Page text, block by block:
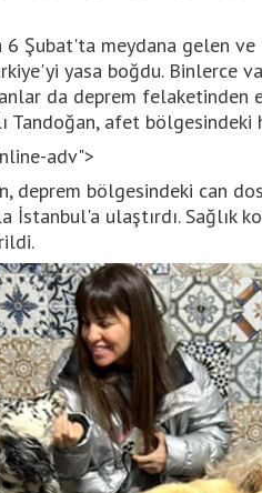
6 Şubat'ta meydana gelen ve
yasa boğdu. Binlerce
da deprem felaketinden
Tandoğan, afet
adv">
deprem bölgesindeki can
İstanbul'a ulaştırdı. Sağlık